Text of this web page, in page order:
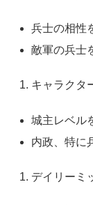
兵士の相性
敵軍の兵士
キャラクタ
城主レベル
内政、特に
デイリーミ